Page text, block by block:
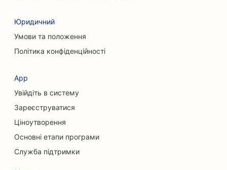
SEO для магазинів одягу
SEO для черепно-лицьових хірургів
SEO для кредитних спілок
SEO для консалтингових компаній
SEO для послуг боргового консультування
Юридичний
Умови та положення
Політика конфіденційності
App
Увійдіть в систему
Зареєструватися
Ціноутворення
Основні етапи програми
Служба підтримки